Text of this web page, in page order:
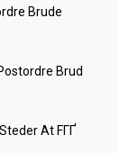
Brude
Brud
At FГҐ